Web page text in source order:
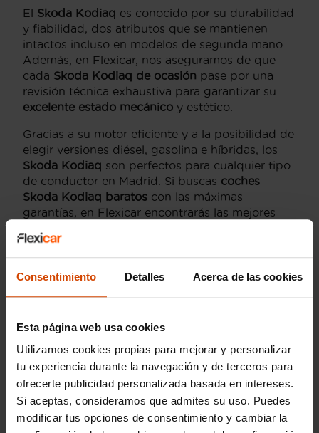
Consentimiento Detalles Acerca de las cookies
Esta página web usa cookies
Utilizamos cookies propias para mejorar y personalizar
tu experiencia durante la navegación y de terceros para
ofrecerte publicidad personalizada basada en intereses.
Si aceptas, consideramos que admites su uso. Puedes
modificar tus opciones de consentimiento y cambiar la
El Skoda Kodiaq es conocido por su durabilidad
y fiabilidad, dos atributos que se mantienen
intactos incluso en modelos de segunda mano.
Además, en Flexicar, nos aseguramos de que
cada Skoda Kodiaq de ocasión pase por una
revisión técnica exhaustiva para garantizar su
excelente estado mecánico y estético.
Gracias a su motor eficiente y a la posibilidad de
elegir versiones diésel, gasolina e híbridas, los
Skoda Kodiaq son perfectos para cualquier tipo
de conductor en Madrid. Si buscas coches
Skoda Kodiaq baratos con las máximas
garantías, en Flexicar encontrarás las mejores
Ventajas de comprar un
Skoda Kodiaq en
Madrid
Skoda Kodiaqno es solo un SUV más en el
mercado, sino que destaca por sus múltiples
ventajas, especialmente cuando se adquiere en
un concesionario especializado comoFlexicar
Madrid